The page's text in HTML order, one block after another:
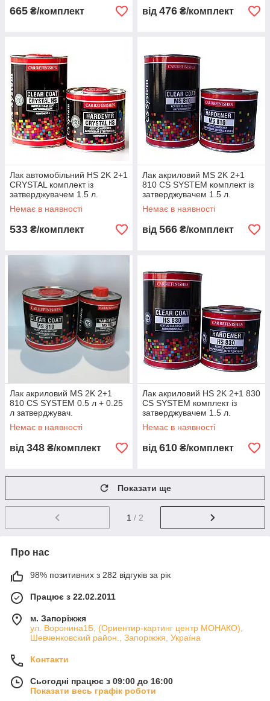
665 ₴/комплект від 476 ₴/комплект
Лак автомобільний HS 2K 2+1
CRYSTAL комплект із
затверджувачем 1.5 л.
Немає в наявності
533 ₴/комплект
Лак акриловий MS 2K 2+1
810 CS SYSTEM комплект із
затверджувачем 1.5 л.
Немає в наявності
від 566 ₴/комплект
Лак акриловий MS 2K 2+1
810 CS SYSTEM 0.5 л + 0.25
л затверджувач.
Немає в наявності
від 348 ₴/комплект
Лак акриловий HS 2K 2+1 830
CS SYSTEM комплект із
затверджувачем 1.5 л.
Немає в наявності
від 610 ₴/комплект
Показати ще
1 / 2
Про нас
98% позитивних з 282 відгуків за рік
Працює з 22.02.2011
м. Запоріжжя
ул. Воронина1Б, (Ориентир-картинг центр МОНАКО),
Шевченковский район., Запоріжжя, Україна
Контакти
Сьогодні працює з 09:00 до 16:00
Показати весь графік роботи